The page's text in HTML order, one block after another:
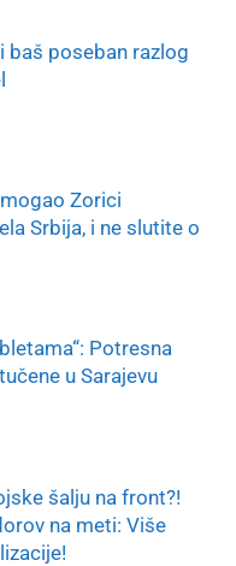
baš poseban razlog
Zorici
Srbija, i ne slutite o
Potresna
u Sarajevu
šalju na front?!
na meti: Više